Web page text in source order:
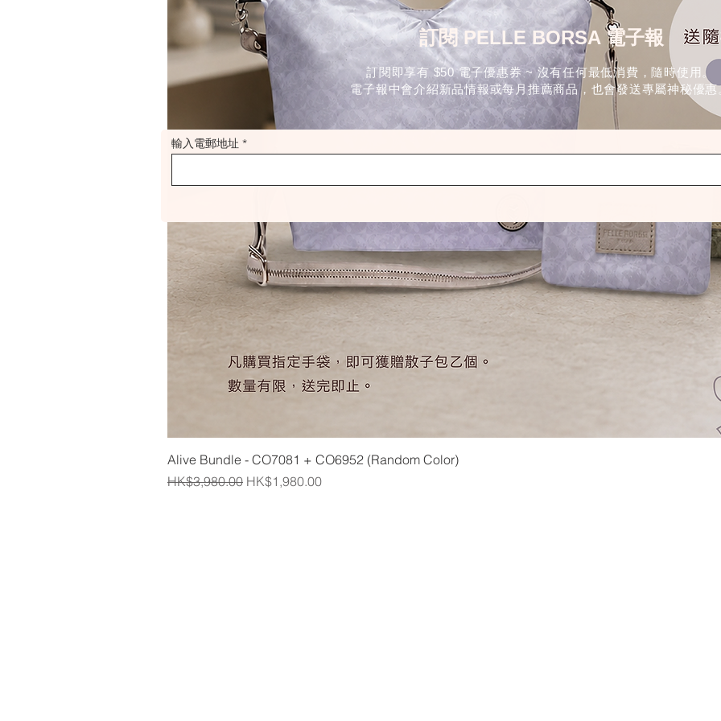
Alive Bundle - CO7081 + CO6952 (Random Color)
一般價格
HK$3,980.00 促銷價格
HK$1,980.00
訂閱 PELLE BORSA 電子報
訂閱即享有 $50 電子優惠券 ~ 沒有任何最低消費，隨時使用。
電子報中會介紹新品情報或每月推薦商品，也會發送專屬神秘優惠
輸入電郵地址